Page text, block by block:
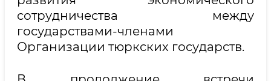
сотрудничества между
государствами-членами
Организации тюркских государств.